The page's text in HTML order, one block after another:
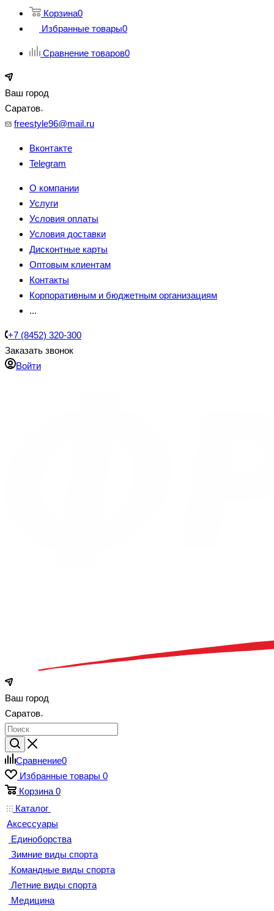
Корзина0
Избранные товары0
Сравнение товаров0
Ваш город
Саратов
freestyle96@mail.ru
Вконтакте
Telegram
О компании
Услуги
Условия оплаты
Условия доставки
Дисконтные карты
Оптовым клиентам
Контакты
Корпоративным и бюджетным организациям
...
+7 (8452) 320-300
Заказать звонок
Войти
Ваш город
Саратов
Сравнение0
Избранные товары 0
Корзина 0
Каталог
Аксессуары
Единоборства
Зимние виды спорта
Командные виды спорта
Летние виды спорта
Медицина